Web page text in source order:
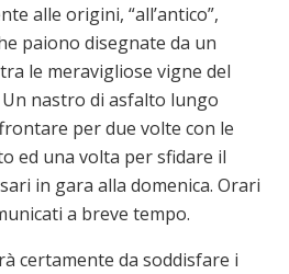
alle origini, “all’antico”,
paiono disegnate da un
le meravigliose vigne del
nastro di asfalto lungo
per due volte con le
ed una volta per sfidare il
in gara alla domenica. Orari
a breve tempo.
certamente da soddisfare i